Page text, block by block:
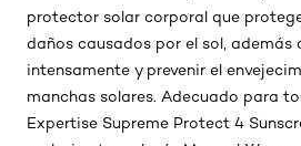
protector solar corporal que
daños causados por el sol, además
intensamente y prevenir el
manchas solares. Adecuado para
Expertise Supreme Protect 4